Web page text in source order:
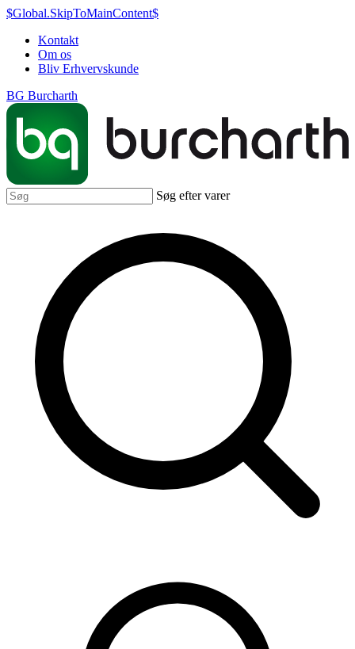
$Global.SkipToMainContent$
Kontakt
Om os
Bliv Erhvervskunde
BG Burcharth
Søg efter varer